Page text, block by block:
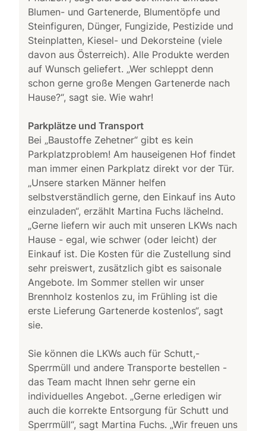
Blumen- und Gartenerde, Blumentöpfe und
Steinfiguren, Dünger, Fungizide, Pestizide und
Steinplatten, Kiesel- und Dekorsteine (viele
davon aus Österreich). Alle Produkte werden
auf Wunsch geliefert. „Wer schleppt denn
schon gerne große Mengen Gartenerde nach
Hause?“, sagt sie. Wie wahr!
Parkplätze und Transport
Bei „Baustoffe Zehetner“ gibt es kein
Parkplatzproblem! Am hauseigenen Hof findet
man immer einen Parkplatz direkt vor der Tür.
„Unsere starken Männer helfen
selbstverständlich gerne, den Einkauf ins Auto
einzuladen“, erzählt Martina Fuchs lächelnd.
„Gerne liefern wir auch mit unseren LKWs nach
Hause - egal, wie schwer (oder leicht) der
Einkauf ist. Die Kosten für die Zustellung sind
sehr preiswert, zusätzlich gibt es saisonale
Angebote. Im Sommer stellen wir unser
Brennholz kostenlos zu, im Frühling ist die
erste Lieferung Gartenerde kostenlos“, sagt
sie.
Sie können die LKWs auch für Schutt,-
Sperrmüll und andere Transporte bestellen -
das Team macht Ihnen sehr gerne ein
individuelles Angebot. „Gerne erledigen wir
auch die korrekte Entsorgung für Schutt und
Sperrmüll“, sagt Martina Fuchs. „Wir freuen uns